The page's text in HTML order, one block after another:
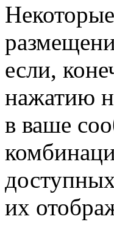
если,
нажатию
в ваше
их